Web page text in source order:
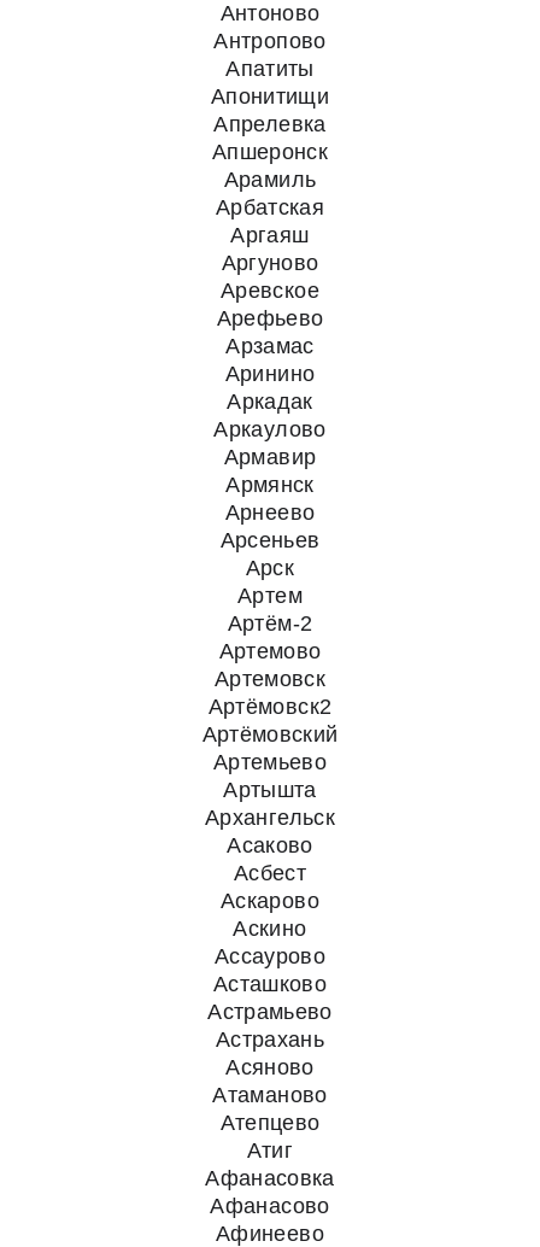
Антоново
Антропово
Апатиты
Апонитищи
Апрелевка
Апшеронск
Арамиль
Арбатская
Аргаяш
Аргуново
Аревское
Арефьево
Арзамас
Аринино
Аркадак
Аркаулово
Армавир
Армянск
Арнеево
Арсеньев
Арск
Артем
Артём-2
Артемово
Артемовск
Артёмовск2
Артёмовский
Артемьево
Артышта
Архангельск
Асаково
Асбест
Аскарово
Аскино
Ассаурово
Асташково
Астрамьево
Астрахань
Асяново
Атаманово
Атепцево
Атиг
Афанасовка
Афанасово
Афинеево